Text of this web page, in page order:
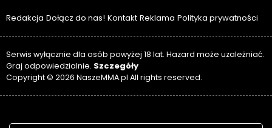
Redakcja Dołącz do nas! Kontakt Reklama Polityka prywatności
Serwis wyłącznie dla osób powyżej 18 lat. Hazard może uzależniać.
Graj odpowiedzialnie. Szczegóły
Copyright © 2026 NaszeMMA.pl All rights reserved.